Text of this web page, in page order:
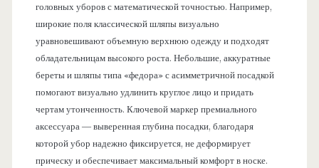
головных уборов с математической точностью. Например,
широкие поля классической шляпы визуально
уравновешивают объемную верхнюю одежду и подходят
обладательницам высокого роста. Небольшие, аккуратные
береты и шляпы типа «федора» с асимметричной посадкой
помогают визуально удлинить круглое лицо и придать
чертам утонченность. Ключевой маркер премиального
аксессуара — выверенная глубина посадки, благодаря
которой убор надежно фиксируется, не деформирует
прическу и обеспечивает максимальный комфорт в носке.